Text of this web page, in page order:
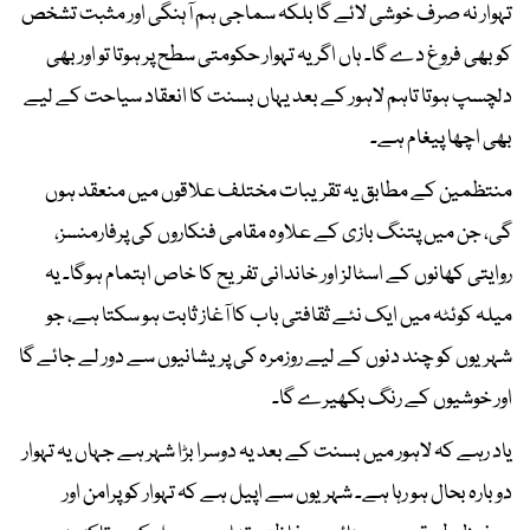
تہوار نہ صرف خوشی لائے گا بلکہ سماجی ہم آہنگی اور مثبت تشخص
کو بھی فروغ دے گا۔ ہاں اگر یہ تہوار حکومتی سطح پر ہوتا تو اور بھی
دلچسپ ہوتا تاہم لاہور کے بعد یہاں بسنت کا انعقاد سیاحت کے لیے
بھی اچھا پیغام ہے۔
منتظمین کے مطابق یہ تقریبات مختلف علاقوں میں منعقد ہوں
گی، جن میں پتنگ بازی کے علاوہ مقامی فنکاروں کی پرفارمنسز،
روایتی کھانوں کے اسٹالز اور خاندانی تفریح کا خاص اہتمام ہوگا۔ یہ
میلہ کوئٹہ میں ایک نئے ثقافتی باب کا آغاز ثابت ہو سکتا ہے، جو
شہریوں کو چند دنوں کے لیے روزمرہ کی پریشانیوں سے دور لے جائے گا
اور خوشیوں کے رنگ بکھیرے گا۔
یاد رہے کہ لاہور میں بسنت کے بعد یہ دوسرا بڑا شہر ہے جہاں یہ تہوار
دوبارہ بحال ہو رہا ہے۔ شہریوں سے اپیل ہے کہ تہوار کو پرامن اور